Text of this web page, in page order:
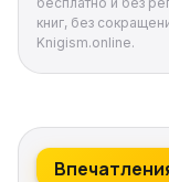
книг, без
Knigism.online.